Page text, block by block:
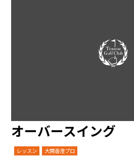
オーバースイング
レッスン 大関香澄プロ